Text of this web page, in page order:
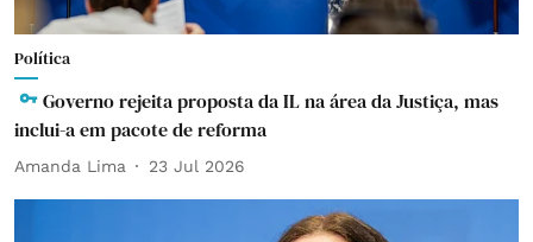
Política
Governo rejeita proposta da IL na área da Justiça, mas
inclui-a em pacote de reforma
Amanda Lima 23 Jul 2026